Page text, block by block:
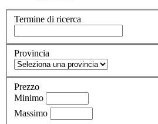
Termine di ricerca
Provincia
Prezzo
Minimo
Massimo